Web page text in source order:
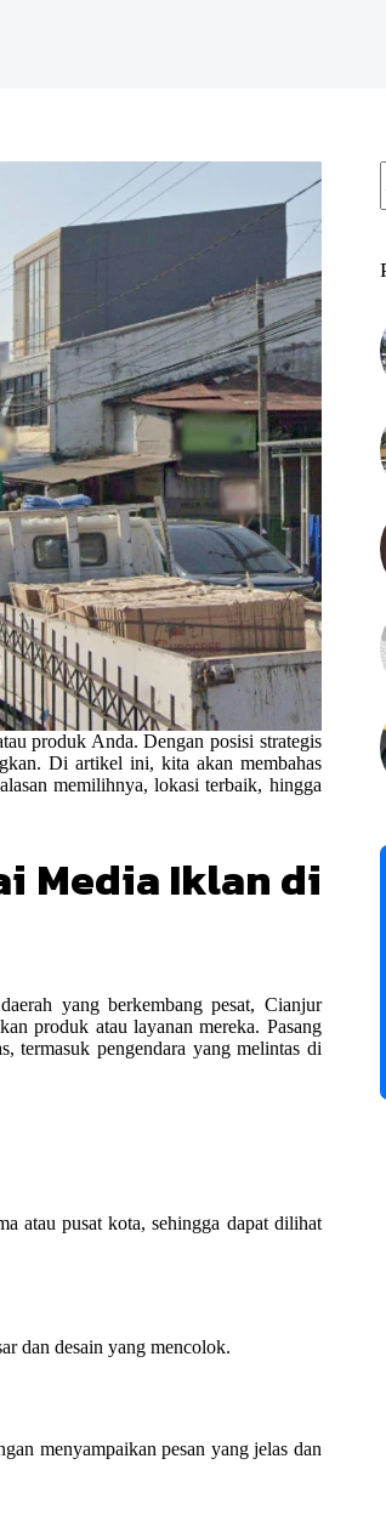
produk Anda. Dengan posisi strategis
Di artikel ini, kita akan membahas
memilihnya, lokasi terbaik, hingga
Media Iklan di
yang berkembang pesat, Cianjur
produk atau layanan mereka. Pasang
termasuk pengendara yang melintas di
atau pusat kota, sehingga dapat dilihat
dan desain yang mencolok.
menyampaikan pesan yang jelas dan